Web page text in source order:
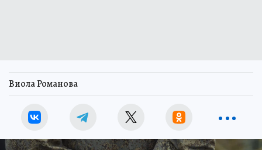
Виола Романова